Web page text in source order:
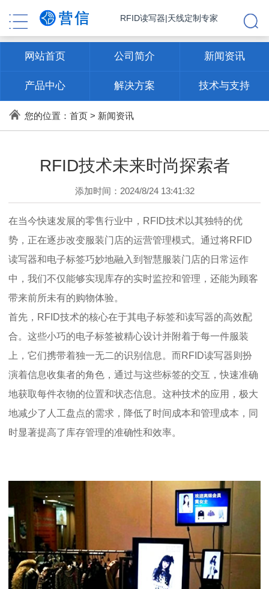
RFID读写器|天线定制专家
网站首页 公司简介 新闻资讯
产品中心 解决方案 技术与支持
联系方式
您的位置： 首页> 新闻资讯
RFID技术未来时尚探索者
添加时间：2024/8/24 13:41:32
在当今快速发展的零售行业中，RFID技术以其独特的优
势，正在逐步改变服装门店的运营管理模式。通过将RFID
读写器和电子标签巧妙地融入到智慧服装门店的日常运作
中，我们不仅能够实现库存的实时监控和管理，还能为顾客
带来前所未有的购物体验。
首先，RFID技术的核心在于其电子标签和读写器的高效配
合。这些小巧的电子标签被精心设计并附着于每一件服装
上，它们携带着独一无二的识别信息。而RFID读写器则扮
演着信息收集者的角色，通过与这些标签的交互，快速准确
地获取每件衣物的位置和状态信息。这种技术的应用，极大
地减少了人工盘点的需求，降低了时间成本和管理成本，同
时显著提高了库存管理的准确性和效率。